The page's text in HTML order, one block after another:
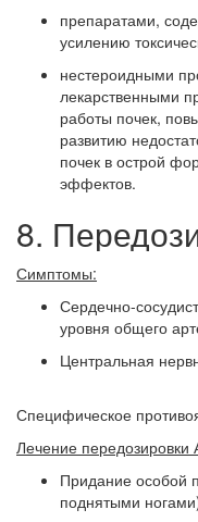
препаратами,
усилению
нестероидными
лекарственными
работы почек,
развитию
почек в острой
эффектов.
8.
Симптомы:
Сердечно-
уровня общего
Центральная
Специфическое
Лечение передозировки
Придание особой
поднятыми